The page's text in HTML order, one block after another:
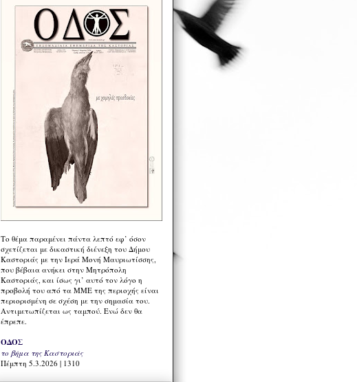
Το θέμα παραμένει πάντα λεπτό εφ’ όσον
σχετίζεται με δικαστική διένεξη του Δήμου
Καστοριάς με την Ιερά Μονή Μαυριωτίσσης,
που βέβαια ανήκει στην Μητρόπολη
Καστοριάς, και ίσως γι’ αυτό τον λόγο η
προβολή του από τα ΜΜΕ της περιοχής είναι
περιορισμένη σε σχέση με την σημασία του.
Αντιμετωπίζεται ως ταμπού. Ενώ δεν θα
έπρεπε.
ΟΔΟΣ
το βήμα της Καστοριάς
Πέμπτη 5.3.2026 | 1310